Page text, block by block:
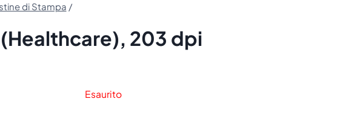
di Stampa /
203 dpi
Esaurito